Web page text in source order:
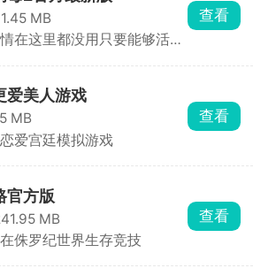
MB
在这里都没用只要能够活下
查看
爱美人游戏
MB
爱宫廷模拟游戏
查看
官方版
MB
侏罗纪世界生存竞技
查看